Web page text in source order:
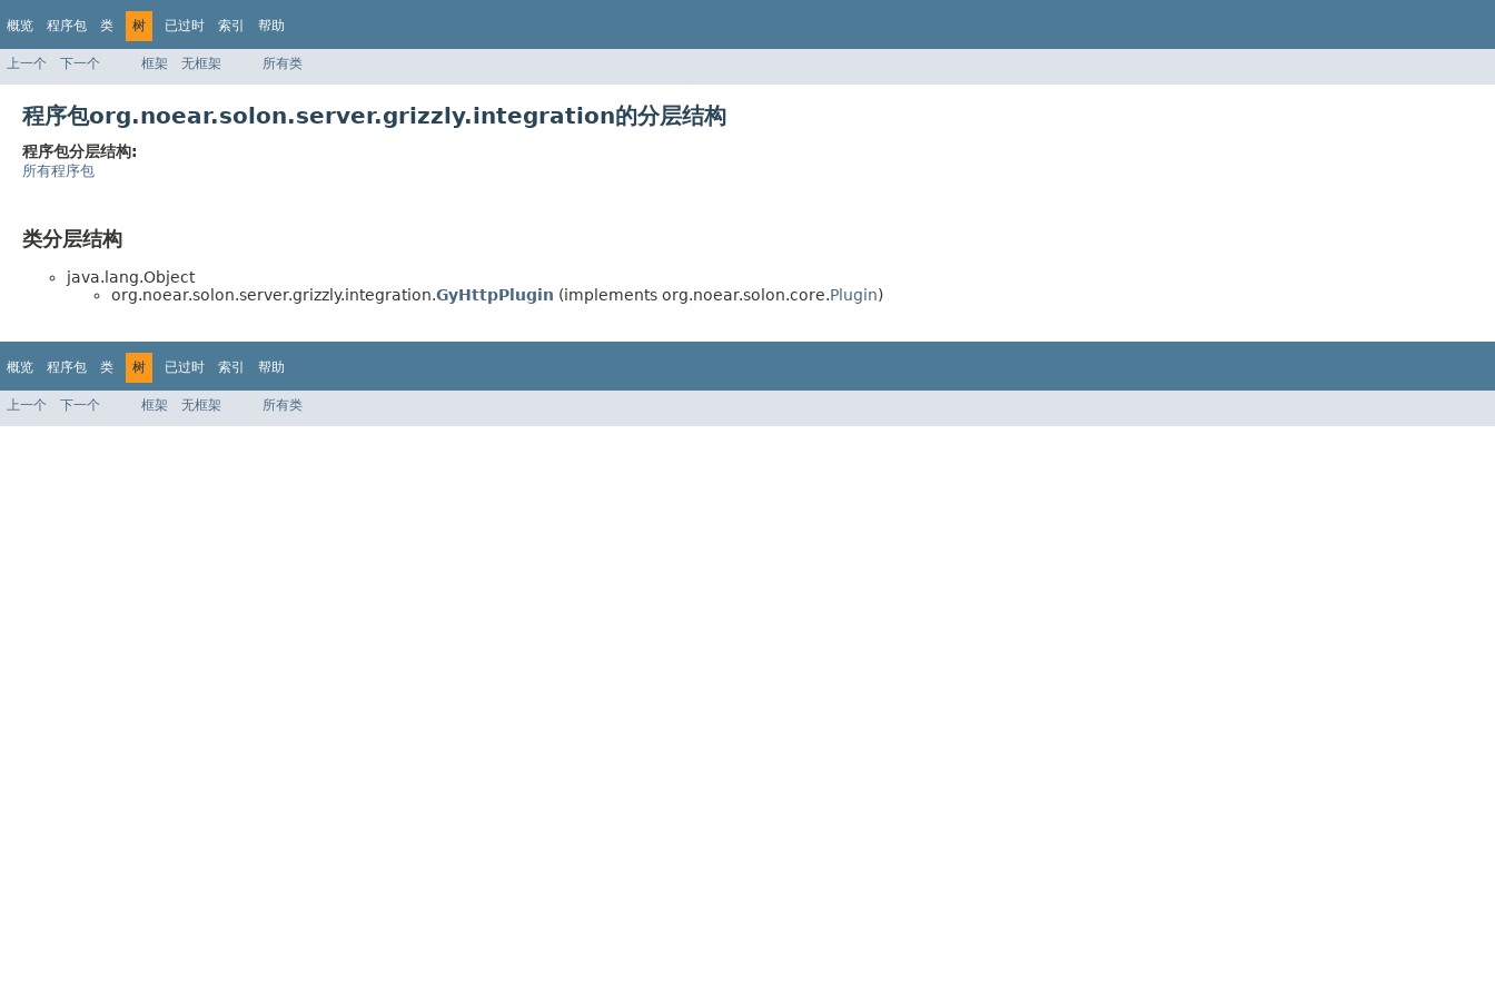
概览 程序包 类 树 已过时 索引 帮助
上一个 下一个 框架 无框架 所有类
程序包org.noear.solon.server.grizzly.integration的分层结构
程序包分层结构:
所有程序包
类分层结构
java.lang.Object
org.noear.solon.server.grizzly.integration.GyHttpPlugin (implements org.noear.solon.core.Plugin)
概览 程序包 类 树 已过时 索引 帮助
上一个 下一个 框架 无框架 所有类